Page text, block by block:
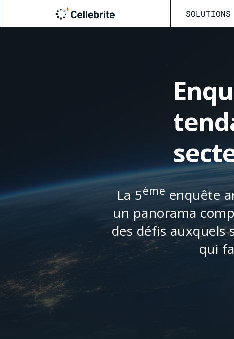
SOLUTIONS
La 5ème enquête
un panorama
des défis auxquels
qui